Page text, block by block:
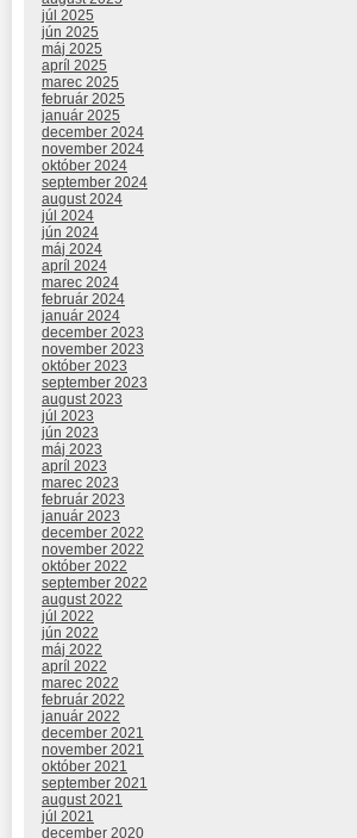
júl 2025
jún 2025
máj 2025
apríl 2025
marec 2025
február 2025
január 2025
december 2024
november 2024
október 2024
september 2024
august 2024
júl 2024
jún 2024
máj 2024
apríl 2024
marec 2024
február 2024
január 2024
december 2023
november 2023
október 2023
september 2023
august 2023
júl 2023
jún 2023
máj 2023
apríl 2023
marec 2023
február 2023
január 2023
december 2022
november 2022
október 2022
september 2022
august 2022
júl 2022
jún 2022
máj 2022
apríl 2022
marec 2022
február 2022
január 2022
december 2021
november 2021
október 2021
september 2021
august 2021
júl 2021
december 2020